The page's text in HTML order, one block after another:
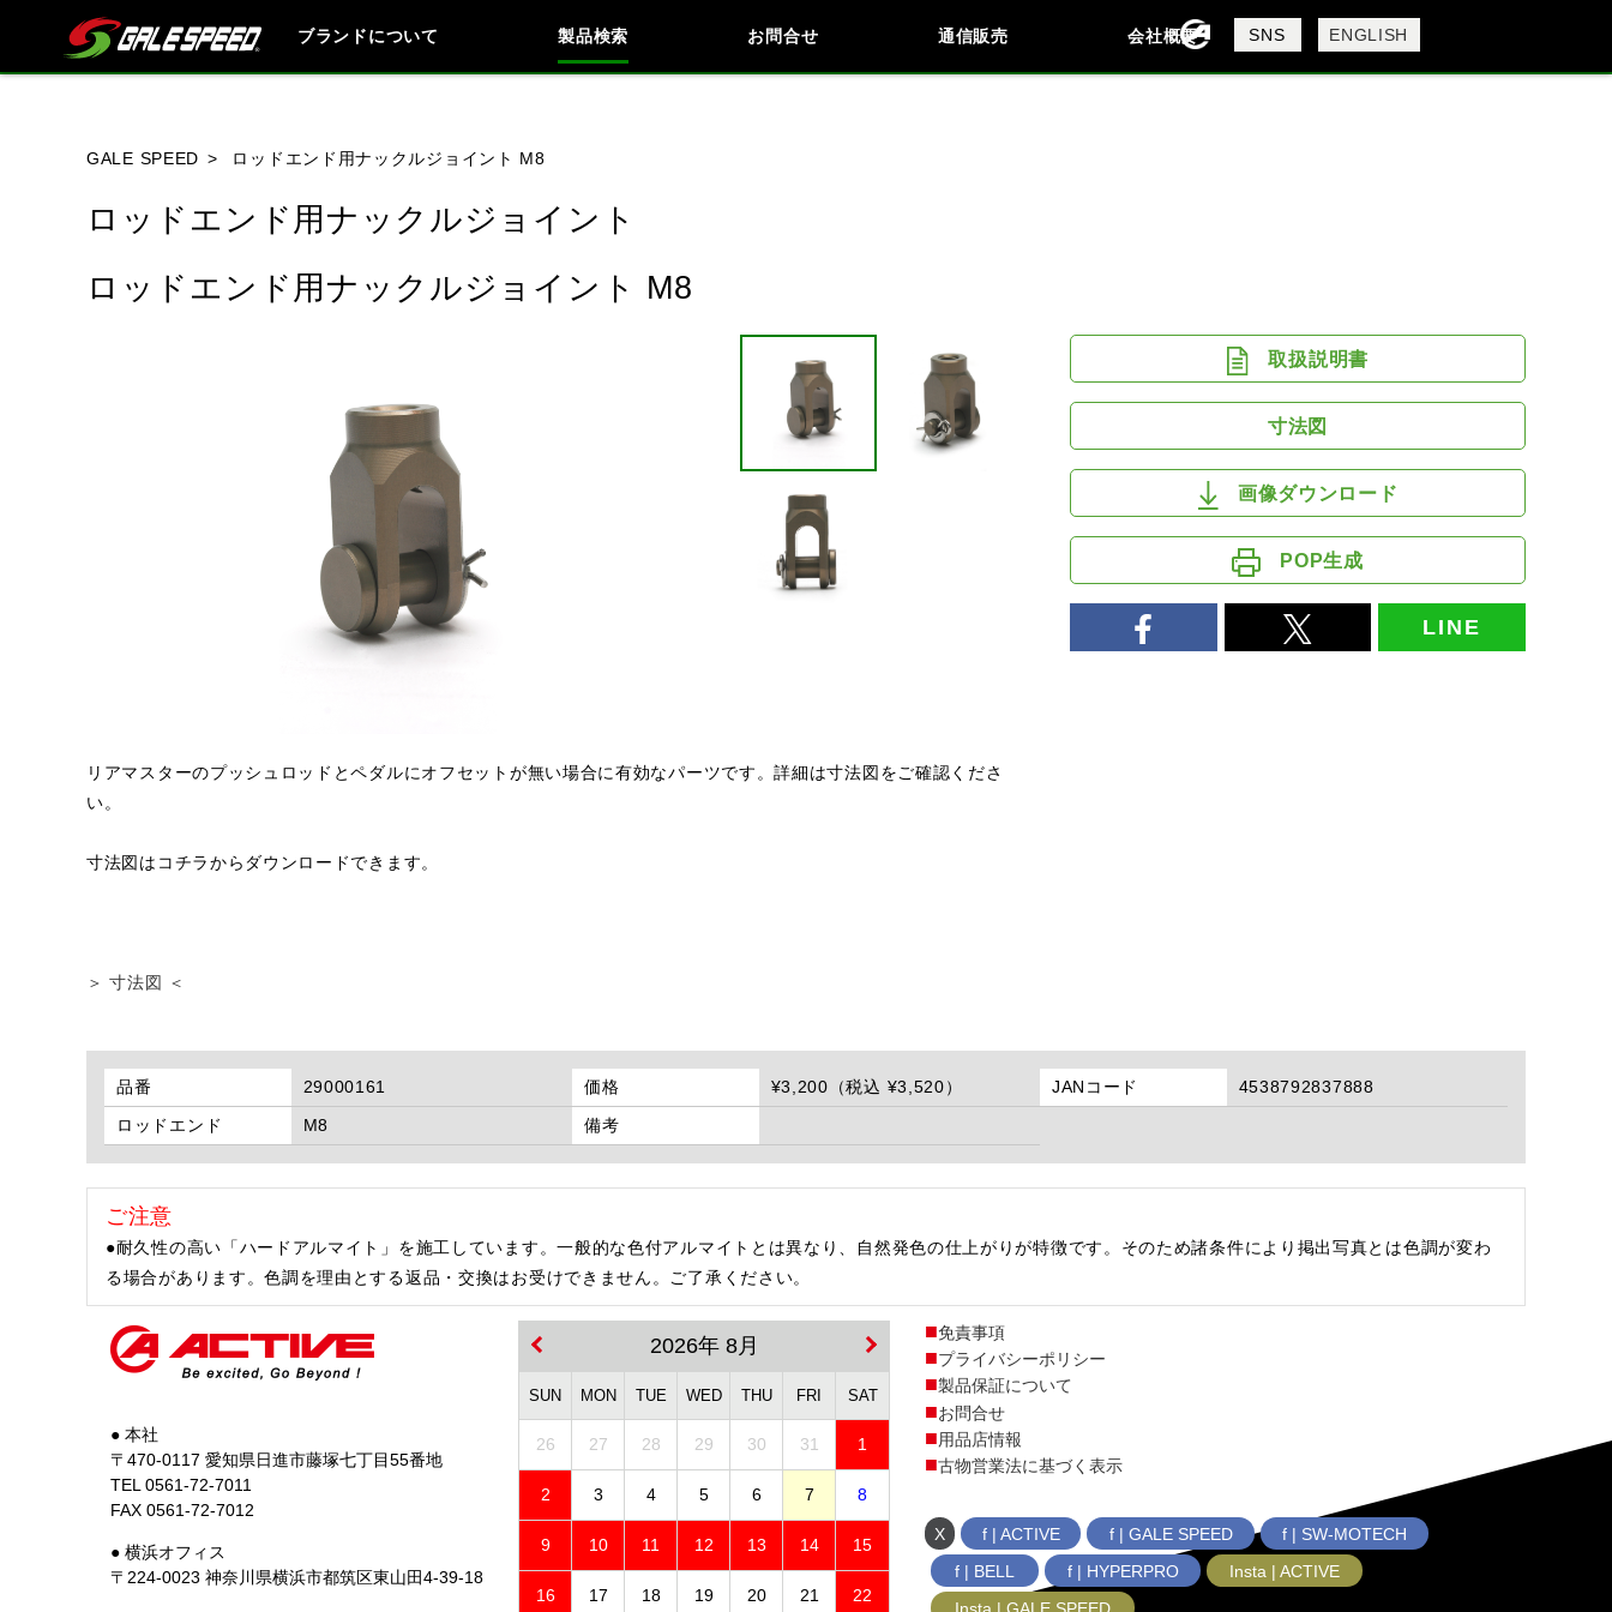
ブランドについて 製品検索 お問合せ 通信販売 会社概要
会社概要
採用情報
SNS ENGLISH
閉じる
GALE SPEED ロッドエンド用ナックルジョイント M8
ロッドエンド用ナックルジョイント
ロッドエンド用ナックルジョイント M8
リアマスターのプッシュロッドとペダルにオフセットが無い場合に有効なパーツです。詳細は寸法図をご確認くださ
い。
寸法図はコチラからダウンロードできます。
＞ 寸法図 ＜
取扱説明書
寸法図
画像ダウンロード
POP生成
LINE
品番 29000161 価格 ¥3,200（税込 ¥3,520） JANコード
4538792837888
ロッドエンド
M8 備考
ご注意
●耐久性の高い「ハードアルマイト」を施工しています。一般的な色付アルマイトとは異なり、自然発色の仕上がりが特徴です。そのため諸条件により掲出写真とは色調が変わ
る場合があります。色調を理由とする返品・交換はお受けできません。ご了承ください。
● 本社
〒470-0117 愛知県日進市藤塚七丁目55番地
TEL 0561-72-7011
FAX 0561-72-7012
● 横浜オフィス
〒224-0023 神奈川県横浜市都筑区東山田4-39-18
2026年 8月
SUN MON TUE WED THU FRI SAT
26 27 28 29 30 31 1
2 3 4 5 6 7 8
9 10 11 12 13 14 15
16 17 18 19 20 21 22
免責事項
プライバシーポリシー
製品保証について
お問合せ
用品店情報
古物営業法に基づく表示
X f | ACTIVE f | GALE SPEED
f | SW-MOTECH
f | BELL
f | HYPERPRO
Insta | ACTIVE